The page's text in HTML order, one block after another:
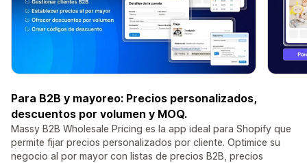
Para B2B y mayoreo: Precios personalizados,
descuentos por volumen y MOQ.
Massy B2B Wholesale Pricing es la app ideal para Shopify que
permite fijar precios personalizados por cliente. Optimice su
negocio al por mayor con listas de precios B2B, precios